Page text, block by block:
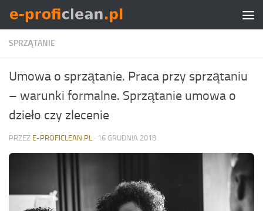
Skip to content
SPRZĄTANIE
Umowa o sprzątanie. Praca przy sprzątaniu
– warunki formalne. Sprzątanie umowa o
dzieło czy zlecenie
PRZEZ E-PROFICLEAN.PL · 16 GRUDNIA 2018